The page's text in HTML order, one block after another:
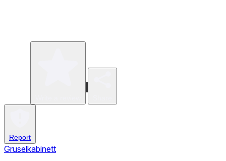
Report
Gruselkabinett